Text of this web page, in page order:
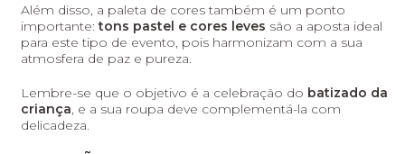
Além disso, a paleta de cores também é um ponto
importante:tons pastel e cores leves são a aposta ideal
para este tipo de evento, pois harmonizam com a sua
atmosfera de paz e pureza.
Lembre-se que o objetivo é a celebração do batizado da
criança, e a sua roupa deve complementá-la com
delicadeza.